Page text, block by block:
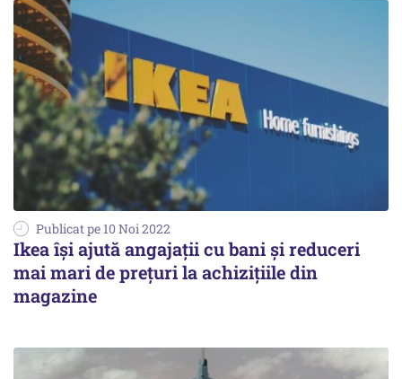
Publicat pe 10 Noi 2022
Ikea îşi ajută angajaţii cu bani şi reduceri
mai mari de preţuri la achiziţiile din
magazine